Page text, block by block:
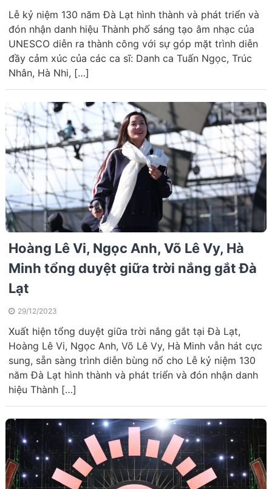
Lễ kỷ niệm 130 năm Đà Lạt hình thành và phát triển và
đón nhận danh hiệu Thành phố sáng tạo âm nhạc của
UNESCO diễn ra thành công với sự góp mặt trình diễn
đầy cảm xúc của các ca sĩ: Danh ca Tuấn Ngọc, Trúc
Nhân, Hà Nhi, […]
Hoàng Lê Vi, Ngọc Anh, Võ Lê Vy, Hà
Minh tổng duyệt giữa trời nắng gắt Đà
Lạt
29/12/2023
Xuất hiện tổng duyệt giữa trời nắng gắt tại Đà Lạt,
Hoàng Lê Vi, Ngọc Anh, Võ Lê Vy, Hà Minh vẫn hát cực
sung, sẵn sàng trình diễn bùng nổ cho Lễ kỷ niệm 130
năm Đà Lạt hình thành và phát triển và đón nhận danh
hiệu Thành […]